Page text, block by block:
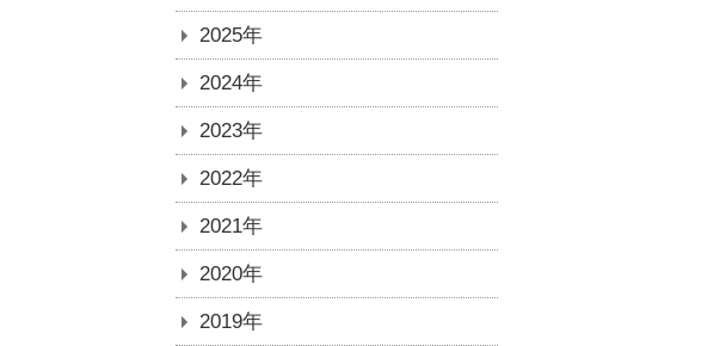
2025年
2024年
2023年
2022年
2021年
2020年
2019年